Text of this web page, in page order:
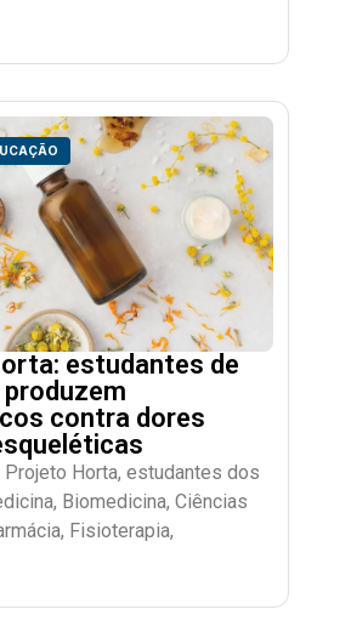
estudantes de
contra dores
Horta, estudantes dos
Biomedicina, Ciências
Fisioterapia,